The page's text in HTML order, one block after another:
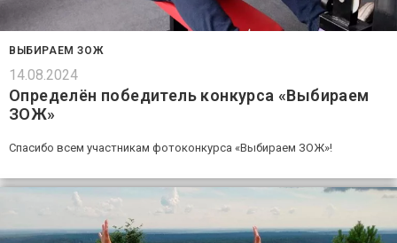
ВЫБИРАЕМ ЗОЖ
14.08.2024
Определён победитель конкурса «Выбираем
ЗОЖ»
Спасибо всем участникам фотоконкурса «Выбираем ЗОЖ»!